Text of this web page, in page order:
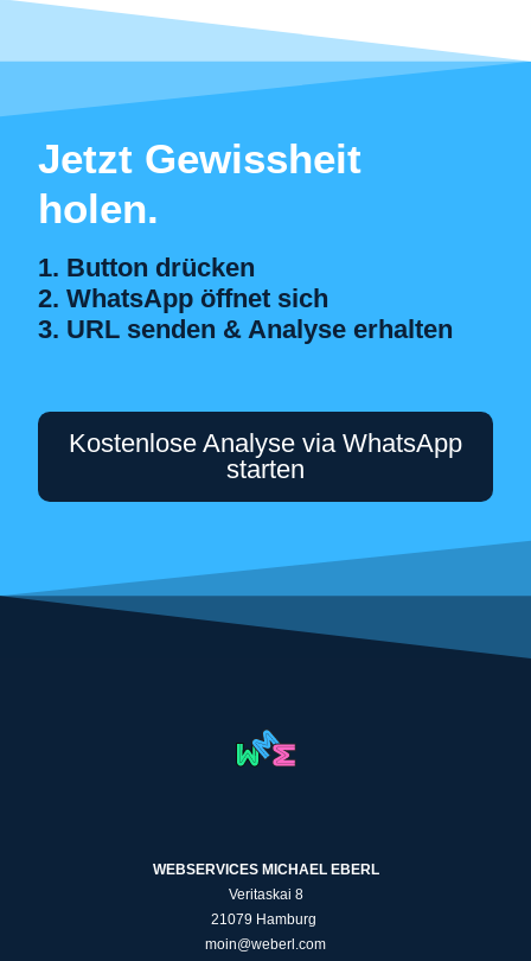
Jetzt Gewissheit
holen.
1. Button drücken
2. WhatsApp öffnet sich
3. URL senden & Analyse erhalten
Kostenlose Analyse via WhatsApp
starten
WEBSERVICES MICHAEL EBERL
Veritaskai 8
21079 Hamburg
moin@weberl.com